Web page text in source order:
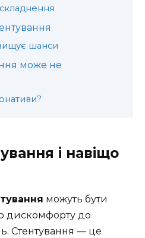
шанси
може не
і навіщо
можуть бути
дискомфорту до
Стентування — це